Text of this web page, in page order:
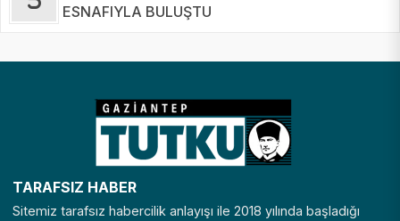
ESNAFIYLA BULUŞTU
TARAFSIZ HABER
Sitemiz tarafsız habercilik anlayışı ile 2018 yılında başladığı